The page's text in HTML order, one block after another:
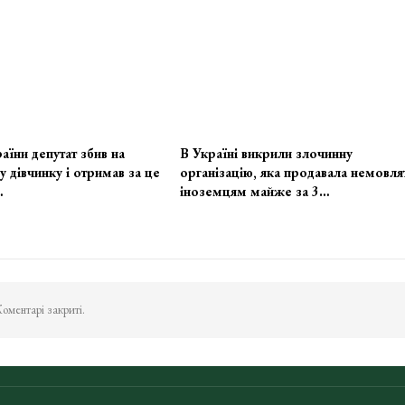
депутат збив на
дівчинку і отримав за це
В Україні викрили злочинну
організацію, яка продавала
іноземцям майже за 3…
закриті.